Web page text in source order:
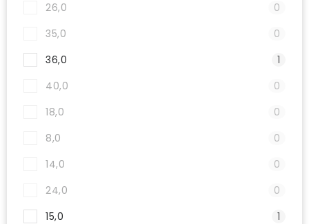
26,0
0
35,0
0
36,0
1
40,0
0
18,0
0
8,0
0
14,0
0
24,0
0
15,0
1